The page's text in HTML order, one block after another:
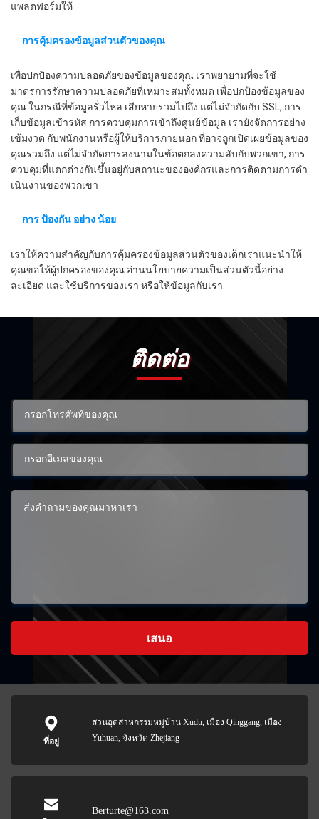
แพลตฟอร์มให้
การคุ้มครองข้อมูลส่วนตัวของคุณ
เพื่อปกป้องความปลอดภัยของข้อมูลของคุณ เราพยายามที่จะใช้
มาตรการรักษาความปลอดภัยที่เหมาะสมทั้งหมด เพื่อปกป้องข้อมูลของ
คุณ ในกรณีที่ข้อมูลรั่วไหล เสียหายรวมไปถึง แต่ไม่จํากัดกับ SSL, การ
เก็บข้อมูลเข้ารหัส การควบคุมการเข้าถึงศูนย์ข้อมูล เรายังจัดการอย่าง
เข้มงวด กับพนักงานหรือผู้ให้บริการภายนอก ที่อาจถูกเปิดเผยข้อมูลของ
คุณรวมถึง แต่ไม่จํากัดการลงนามในข้อตกลงความลับกับพวกเขา, การ
ควบคุมที่แตกต่างกันขึ้นอยู่กับสถานะขององค์กรและการติดตามการดํา
เนินงานของพวกเขา
การ ป้องกัน อย่าง น้อย
เราให้ความสําคัญกับการคุ้มครองข้อมูลส่วนตัวของเด็กเราแนะนําให้
คุณขอให้ผู้ปกครองของคุณ อ่านนโยบายความเป็นส่วนตัวนี้อย่าง
ละเอียด และใช้บริการของเรา หรือให้ข้อมูลกับเรา.
ติดต่อ
เสนอ
ที่อยู่
สวนอุตสาหกรรมหมู่บ้าน Xudu, เมือง Qinggang, เมือง
Yuhuan, จังหวัด Zhejiang
Berturte@163.com